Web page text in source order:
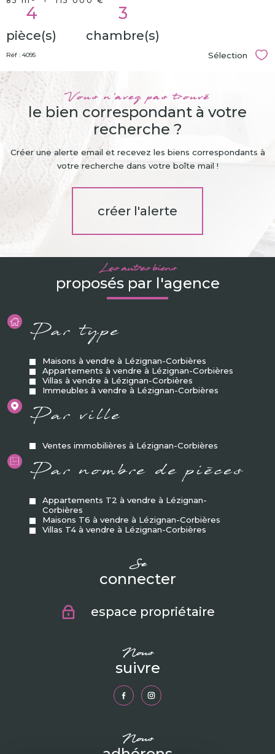
4
pièce(s)
3
chambre(s)
Réf : 4095 Sélection
Vous n'avez pas trouvé
le bien correspondant à votre
recherche ?
Créer une alerte email et recevez les biens correspondants à
votre recherche dans votre boîte mail !
créer l'alerte
Les autres biens
proposés par l'agence
Par type
Maisons à vendre à Lézignan-Corbières
Appartements à vendre à Lézignan-Corbières
Villas à vendre à Lézignan-Corbières
Immeubles à vendre à Lézignan-Corbières
Par ville
Ventes immobilières à Lézignan-Corbières
Par nombre de pièces
Appartements T2 à vendre à Lézignan-
Corbières
Maisons T6 à vendre à Lézignan-Corbières
Villas T4 à vendre à Lézignan-Corbières
se
connecter
espace propriétaire
nous
suivre
nous